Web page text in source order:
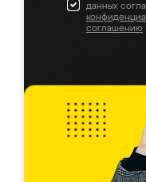
данных
соглашению